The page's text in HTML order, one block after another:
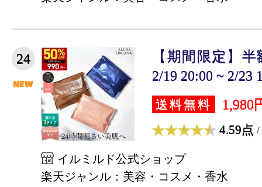
24
【期間限定】
2/19 20:00 ~ 2/23
送料無料 1,980
4.59点 /
イルミルド公式ショップ
楽天ジャンル：美容・コスメ・香水